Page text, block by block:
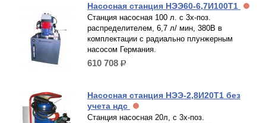
Насосная станция НЭЭ60-6,7И100Т1
Станция насосная 100 л. с 3х-поз.
распределителем, 6,7 л/ мин, 380В в
комплектации с радиально плунжерным
насосом Германия.
610 708 р.
Насосная станция НЭЭ-2,8И20Т1 без
учета ндс
Станция насосная 20л, с 3х-поз.